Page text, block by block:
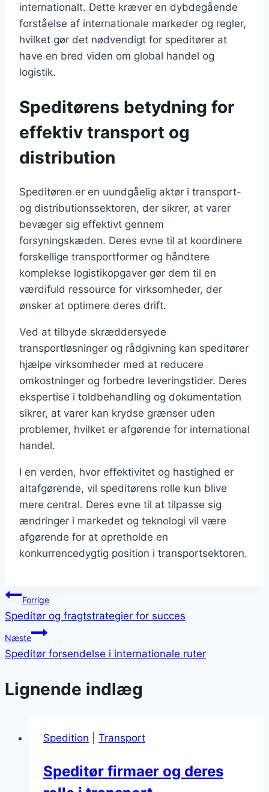
internationalt. Dette kræver en dybdegående
forståelse af internationale markeder og regler,
hvilket gør det nødvendigt for speditører at
have en bred viden om global handel og
logistik.
Speditørens betydning for
effektiv transport og
distribution
Speditøren er en uundgåelig aktør i transport-
og distributionssektoren, der sikrer, at varer
bevæger sig effektivt gennem
forsyningskæden. Deres evne til at koordinere
forskellige transportformer og håndtere
komplekse logistikopgaver gør dem til en
værdifuld ressource for virksomheder, der
ønsker at optimere deres drift.
Ved at tilbyde skræddersyede
transportløsninger og rådgivning kan speditører
hjælpe virksomheder med at reducere
omkostninger og forbedre leveringstider. Deres
ekspertise i toldbehandling og dokumentation
sikrer, at varer kan krydse grænser uden
problemer, hvilket er afgørende for international
handel.
I en verden, hvor effektivitet og hastighed er
altafgørende, vil speditørens rolle kun blive
mere central. Deres evne til at tilpasse sig
ændringer i markedet og teknologi vil være
afgørende for at opretholde en
konkurrencedygtig position i transportsektoren.
Indlægsnavigation
Forrige
Speditør og fragtstrategier for succes
Næste
Speditør forsendelse i internationale ruter
Lignende indlæg
Spedition Transport
Speditør firmaer og deres